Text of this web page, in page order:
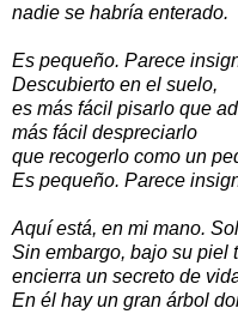
nadie se habría enterado.
Es pequeño. Parece
Descubierto en el suelo,
es más fácil pisarlo que
más fácil despreciarlo
que recogerlo como un
Es pequeño. Parece
Aquí está, en mi mano.
Sin embargo, bajo su piel
encierra un secreto de
En él hay un gran árbol